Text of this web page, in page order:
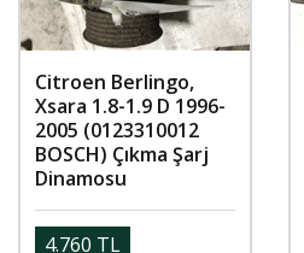
Citroen Berlingo,
Xsara 1.8-1.9 D 1996-
2005 (0123310012
BOSCH) Çıkma Şarj
Dinamosu
4.760 TL